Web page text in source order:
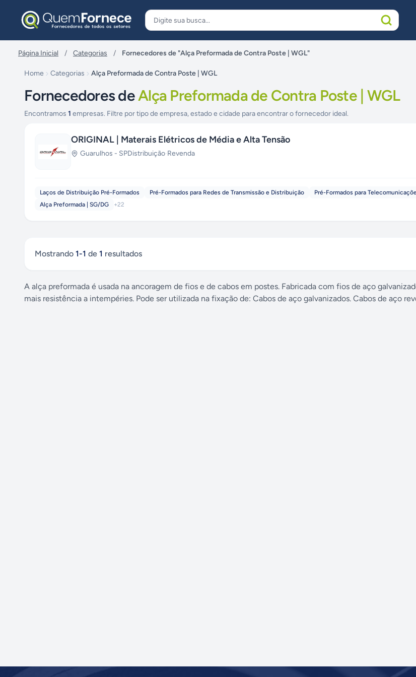
Página Inicial / Categorias / Fornecedores de "Alça Preformada de Contra Poste | WGL"
Home Categorias Alça Preformada de Contra Poste | WGL
Fornecedores deAlça Preformada de Contra Poste | WGL
Encontramos 1 empresas. Filtre por tipo de empresa, estado e cidade para encontrar o fornecedor ideal.
ORIGINAL | Materais Elétricos de Média e Alta Tensão
Guarulhos - SPDistribuição·Revenda
Laços de Distribuição Pré-Formados Pré-Formados para Redes de Transmissão e Distribuição
Pré-Formados para
Alça Preformada | SG/DG
+22
Mostrando 1-1 de 1 resultados
A alça preformada é usada na ancoragem de fios e de cabos em postes. Fabricada com fios de aço
mais resistência a intempéries. Pode ser utilizada na fixação de: Cabos de aço galvanizados. Cabos de aço